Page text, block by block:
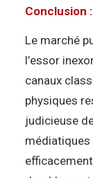
Conclusion
Le marché
l’essor
canaux
physiques
judicieuse